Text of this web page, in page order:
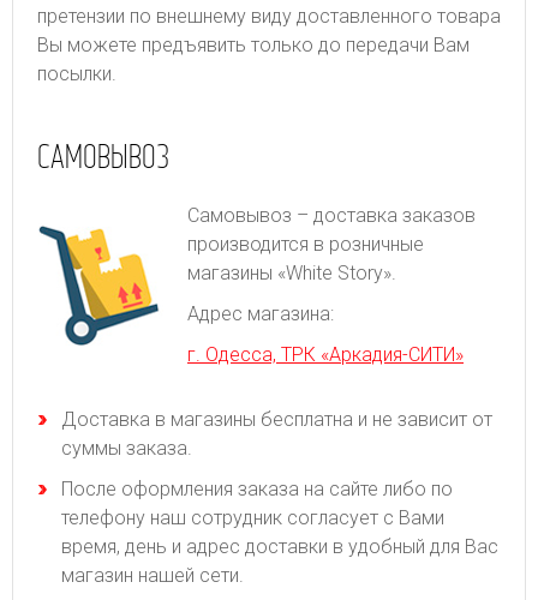
претензии по внешнему виду доставленного товара
Вы можете предъявить только до передачи Вам
посылки.
САМОВЫВОЗ
Самовывоз – доставка заказов
производится в розничные
магазины «White Story».
Адрес магазина:
г. Одесса, ТРК «Аркадия-СИТИ»
Доставка в магазины бесплатна и не зависит от
суммы заказа.
После оформления заказа на сайте либо по
телефону наш сотрудник согласует с Вами
время, день и адрес доставки в удобный для Вас
магазин нашей сети.